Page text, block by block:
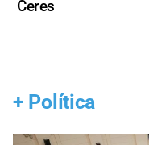
Ceres
+ Política